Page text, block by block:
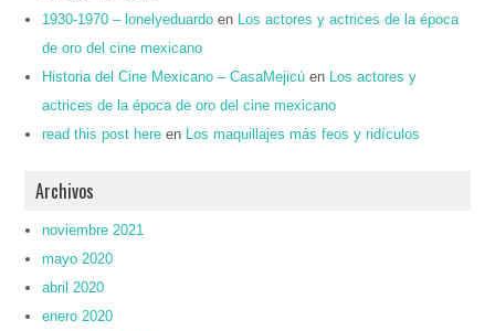
1930-1970 – lonelyeduardo en
Los actores y actrices de la época
de oro del cine mexicano
Historia del Cine Mexicano – CasaMejicú en
Los actores y
actrices de la época de oro del cine mexicano
read this post here en Los maquillajes más feos y ridículos
Archivos
noviembre 2021
mayo 2020
abril 2020
enero 2020